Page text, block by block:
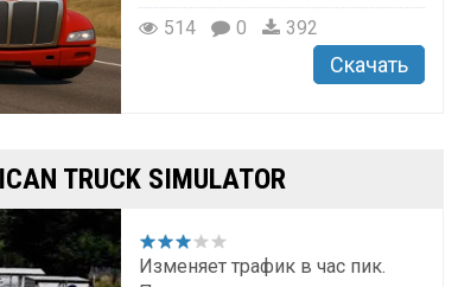
514
0 392
Скачать
TRUCK SIMULATOR
Изменяет трафик в час пик.